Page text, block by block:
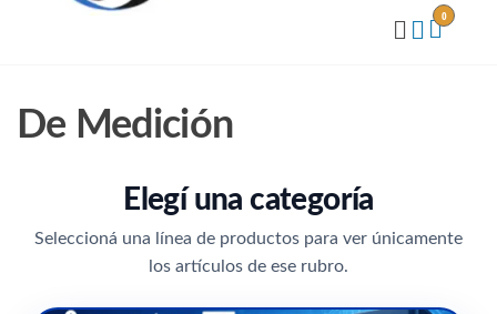
0
De Medición
Elegí una categoría
Seleccioná una línea de productos para ver únicamente
los artículos de ese rubro.